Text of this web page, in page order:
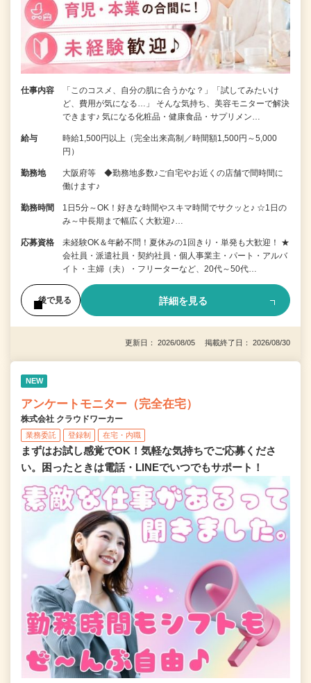
仕事内容
「このコスメ、自分の肌に合うかな？」「試してみたいけ
ど、費用が気になる…」 そんな気持ち、美容モニターで解決
できます♪ 気になる化粧品・健康食品・サプリメン…
給与
時給1,500円以上（完全出来高制／時間額1,500円～5,000
円）
勤務地
大阪府等 ◆勤務地多数♪ご自宅やお近くの店舗で間時間に
働けます♪
勤務時間
1日5分～OK！好きな時間やスキマ時間でサクッと♪ ☆1日の
み～中長期まで幅広く大歓迎♪…
応募資格
未経験OK＆年齢不問！夏休みの1回きり・単発も大歓迎！ ★
会社員・派遣社員・契約社員・個人事業主・パート・アルバ
イト・主婦（夫）・フリーターなど、20代～50代…
後で見る 詳細を見る
更新日： 2026/08/05 掲載終了日： 2026/08/30
NEW
アンケートモニター（完全在宅）
株式会社 クラウドワーカー
業務委託 登録制 在宅・内職
まずはお試し感覚でOK！気軽な気持ちでご応募くださ
い。困ったときは電話・LINEでいつでもサポート！